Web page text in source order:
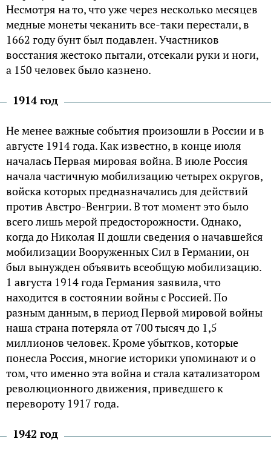
Несмотря на то, что уже через несколько месяцев
медные монеты чеканить все-таки перестали, в
1662 году бунт был подавлен. Участников
восстания жестоко пытали, отсекали руки и ноги,
а 150 человек было казнено.
1914 год
Не менее важные события произошли в России и в
августе 1914 года. Как известно, в конце июля
началась Первая мировая война. В июле Россия
начала частичную мобилизацию четырех округов,
войска которых предназначались для действий
против Австро-Венгрии. В тот момент это было
всего лишь мерой предосторожности. Однако,
когда до Николая II дошли сведения о начавшейся
мобилизации Вооруженных Сил в Германии, он
был вынужден объявить всеобщую мобилизацию.
1 августа 1914 года Германия заявила, что
находится в состоянии войны с Россией. По
разным данным, в период Первой мировой войны
наша страна потеряла от 700 тысяч до 1,5
миллионов человек. Кроме убытков, которые
понесла Россия, многие историки упоминают и о
том, что именно эта война и стала катализатором
революционного движения, приведшего к
перевороту 1917 года.
1942 год